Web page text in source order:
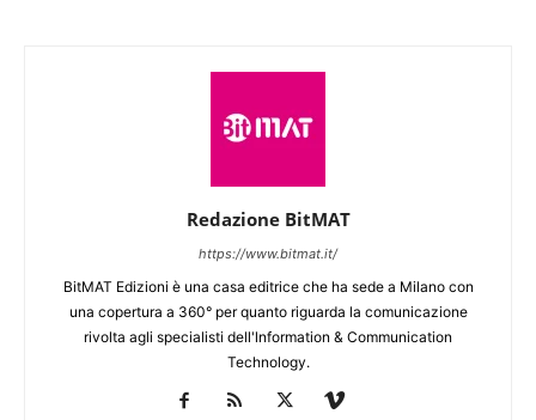
Redazione BitMAT
https://www.bitmat.it/
BitMAT Edizioni è una casa editrice che ha sede a Milano con
una copertura a 360° per quanto riguarda la comunicazione
rivolta agli specialisti dell'lnformation & Communication
Technology.